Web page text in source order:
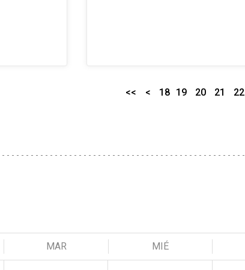
<< < 18 19 20 21 22
MAR MIÉ